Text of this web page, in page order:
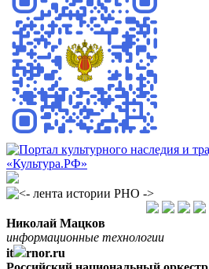
Николай Мацков
информационные технологии
it
rnor.ru